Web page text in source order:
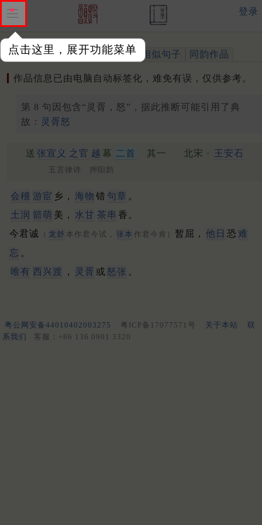
点击这里，展开功能菜单
登录
作品 标注四声 出处、引用 相似句子 同韵作品
作品信息已由电脑自动标签化，难免有误，仅供参考。
第 8 句因包含“灵胥，怒”，据此推断可能引用了典
故： 灵胥怒
送 张宣义 之官 越 幕 二首 其一 北宋 · 王安石
五言律诗 押阳韵
会稽 游宦 乡， 海物 错句章 。
土润 箭萌 美， 水甘 茶串 香。
今君诚
（ 龙舒 本作君今试， 张本 作君今肯） 暂屈， 他日 恐 难
忘 。
唯有 西兴渡 ， 灵胥 或 怒张 。
粤公网安备44010402003275 粤ICP备17077571号 关于本站
联
系我们
客服：+86 136 0901 3320